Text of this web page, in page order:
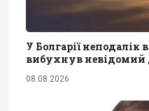
У Болгарії неподалік
вибухнув невідомий
08.08.2026